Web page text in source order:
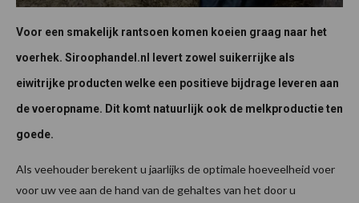
Voor een smakelijk rantsoen komen koeien graag naar het
voerhek. Siroophandel.nl levert zowel suikerrijke als
eiwitrijke producten welke een positieve bijdrage leveren aan
de voeropname. Dit komt natuurlijk ook de melkproductie ten
goede.
Als veehouder berekent u jaarlijks de optimale hoeveelheid voer
voor uw vee aan de hand van de gehaltes van het door u